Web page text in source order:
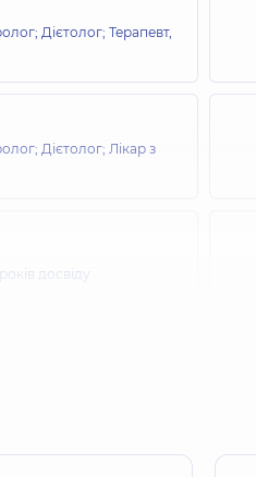
Дієтолог; Терапевт,
Дієтолог; Лікар з
досвіду